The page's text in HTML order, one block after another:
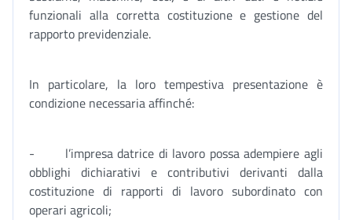
funzionali alla corretta costituzione e gestione del
rapporto previdenziale.
In particolare, la loro tempestiva presentazione è
condizione necessaria affinché:
- l’impresa datrice di lavoro possa adempiere agli
obblighi dichiarativi e contributivi derivanti dalla
costituzione di rapporti di lavoro subordinato con
operari agricoli;